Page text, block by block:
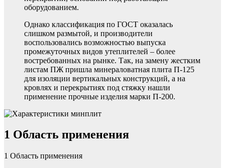
оборудованием.
Однако классификация по ГОСТ оказалась
слишком размытой, и производители
воспользовались возможностью выпуска
промежуточных видов утеплителей – более
востребованных на рынке. Так, на замену жестким
листам ПЖ пришла минераловатная плита П-125
для изоляции вертикальных конструкций, а на
кровлях и перекрытиях под стяжку нашли
применение прочные изделия марки П-200.
1 Область применения
1 Область применения